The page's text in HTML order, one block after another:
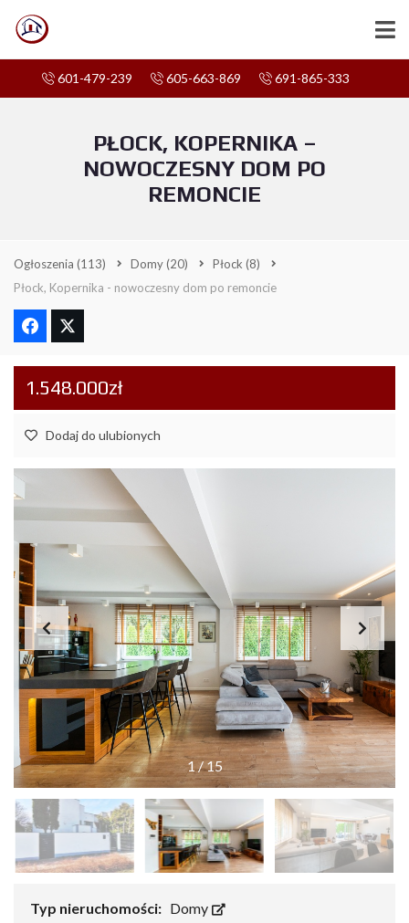
601-479-239 605-663-869 691-865-333
PŁOCK, KOPERNIKA –
NOWOCZESNY DOM PO
REMONCIE
Ogłoszenia (113) Domy(20) Płock (8)
Płock, Kopernika - nowoczesny dom po remoncie
1.548.000zł
Dodaj do ulubionych
1/15
Typ nieruchomości: Domy